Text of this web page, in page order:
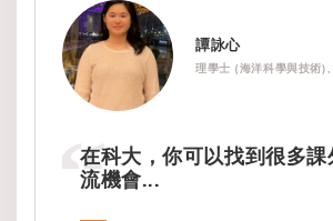
譚詠心
理學士 (海洋科學與技術
在科大，你可以找到很多
流機會...